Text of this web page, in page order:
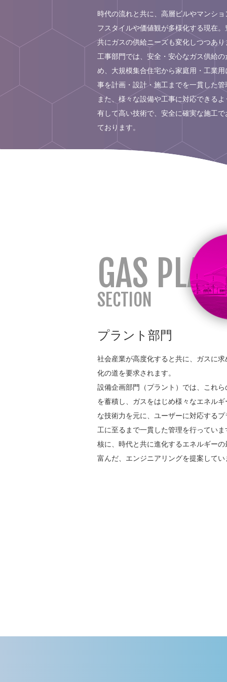
時代の流れと共に、高層ビルやマンシ
フスタイルや価値観が多様化する現在
共にガスの供給ニーズも変化しつつあり
工事部門では、安全・安心なガス供給
め、大規模集合住宅から家庭用・工業
事を計画・設計・施工までを一貫した
また、様々な設備や工事に対応できる
有して高い技術で、安全に確実な施工
ております。
プラント部門
社会産業が高度化すると共に、ガスに
化の道を要求されます。
設備企画部門（プラント）では、これ
を蓄積し、ガスをはじめ様々なエネル
な技術力を元に、ユーザーに対応する
工に至るまで一貫した管理を行ってい
核に、時代と共に進化するエネルギー
富んだ、エンジニアリングを提案してい